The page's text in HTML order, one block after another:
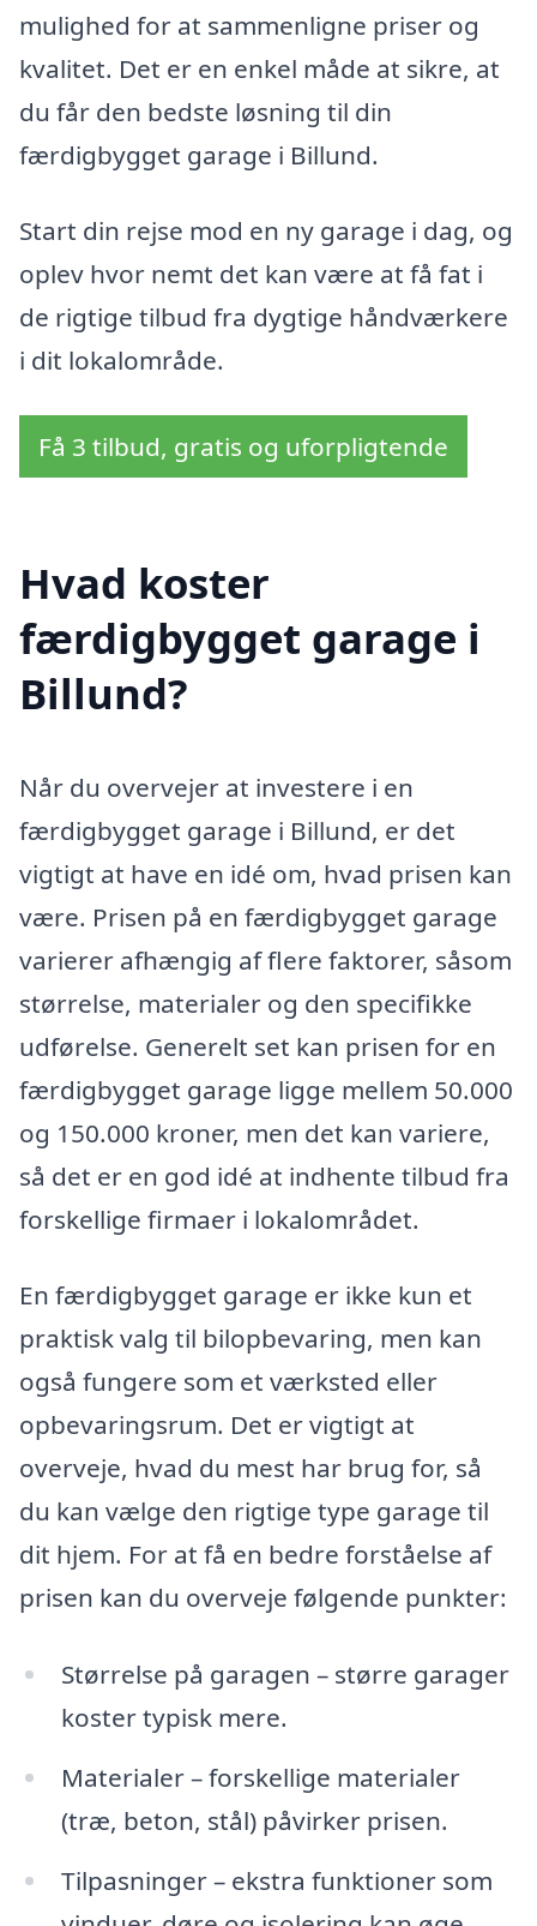
mulighed for at sammenligne priser og
kvalitet. Det er en enkel måde at sikre, at
du får den bedste løsning til din
færdigbygget garage i Billund.
Start din rejse mod en ny garage i dag, og
oplev hvor nemt det kan være at få fat i
de rigtige tilbud fra dygtige håndværkere
i dit lokalområde.
Få 3 tilbud, gratis og uforpligtende
Hvad koster
færdigbygget garage i
Billund?
Når du overvejer at investere i en
færdigbygget garage i Billund, er det
vigtigt at have en idé om, hvad prisen kan
være. Prisen på en færdigbygget garage
varierer afhængig af flere faktorer, såsom
størrelse, materialer og den specifikke
udførelse. Generelt set kan prisen for en
færdigbygget garage ligge mellem 50.000
og 150.000 kroner, men det kan variere,
så det er en god idé at indhente tilbud fra
forskellige firmaer i lokalområdet.
En færdigbygget garage er ikke kun et
praktisk valg til bilopbevaring, men kan
også fungere som et værksted eller
opbevaringsrum. Det er vigtigt at
overveje, hvad du mest har brug for, så
du kan vælge den rigtige type garage til
dit hjem. For at få en bedre forståelse af
prisen kan du overveje følgende punkter:
Størrelse på garagen – større garager
koster typisk mere.
Materialer – forskellige materialer
(træ, beton, stål) påvirker prisen.
Tilpasninger – ekstra funktioner som